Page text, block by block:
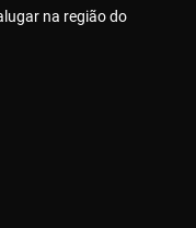
na região do